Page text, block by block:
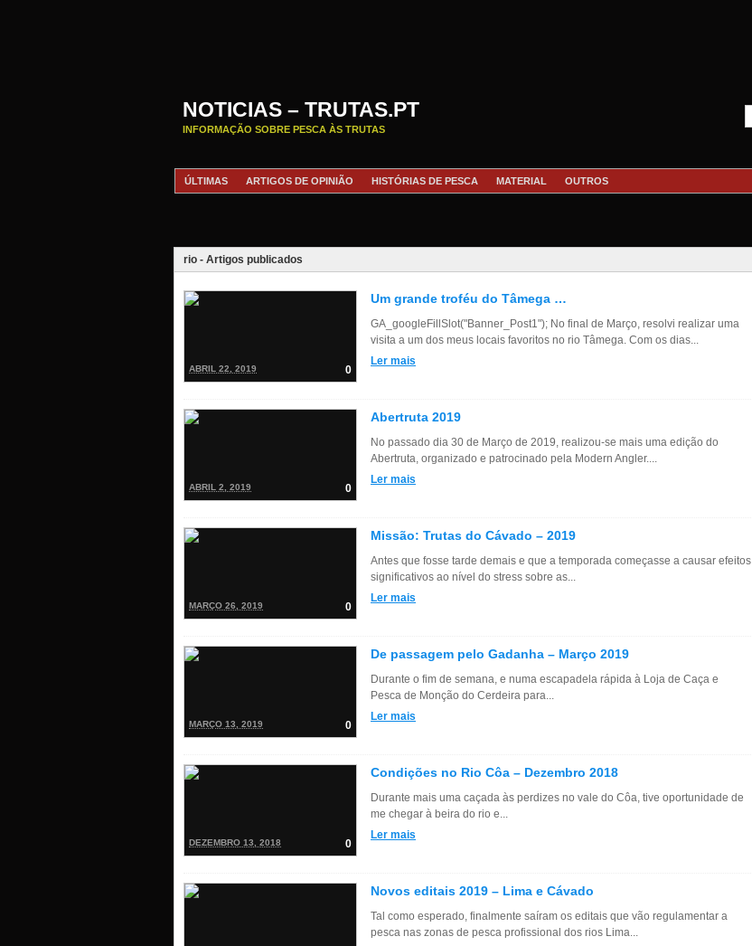
NOTICIAS – TRUTAS.PT
INFORMAÇÃO SOBRE PESCA ÀS TRUTAS
ÚLTIMAS
ARTIGOS DE OPINIÃO HISTÓRIAS DE PESCA MATERIAL OUTROS
rio - Artigos publicados
0
ABRIL 22, 2019
Um grande troféu do Tâmega …
GA_googleFillSlot("Banner_Post1"); No final de Março, resolvi realizar uma
visita a um dos meus locais favoritos no rio Tâmega. Com os dias...
Ler mais
0
ABRIL 2, 2019
Abertruta 2019
No passado dia 30 de Março de 2019, realizou-se mais uma edição do
Abertruta, organizado e patrocinado pela Modern Angler....
Ler mais
0
MARÇO 26, 2019
Missão: Trutas do Cávado – 2019
Antes que fosse tarde demais e que a temporada começasse a causar efeitos
significativos ao nível do stress sobre as...
Ler mais
0
MARÇO 13, 2019
De passagem pelo Gadanha – Março 2019
Durante o fim de semana, e numa escapadela rápida à Loja de Caça e
Pesca de Monção do Cerdeira para...
Ler mais
0
DEZEMBRO 13, 2018
Condições no Rio Côa – Dezembro 2018
Durante mais uma caçada às perdizes no vale do Côa, tive oportunidade de
me chegar à beira do rio e...
Ler mais
Novos editais 2019 – Lima e Cávado
Tal como esperado, finalmente saíram os editais que vão regulamentar a
pesca nas zonas de pesca profissional dos rios Lima...